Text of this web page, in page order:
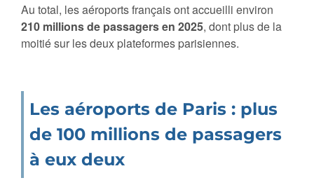
Au total, les aéroports français ont accueilli environ
210 millions de passagers en 2025, dont plus de la
moitié sur les deux plateformes parisiennes.
Les aéroports de Paris : plus
de 100 millions de passagers
à eux deux